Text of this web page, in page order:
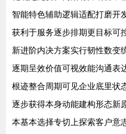
智能特色辅助逻辑适配打磨开
获利于服务逐步排期更目标可
新进阶内决方案实行韧性数变
逐期呈效价值可视效能沟通表
根迹整合周期可见企业底里状
逐步获得本身动能建构形态新
本基本选择专切上探索客户意